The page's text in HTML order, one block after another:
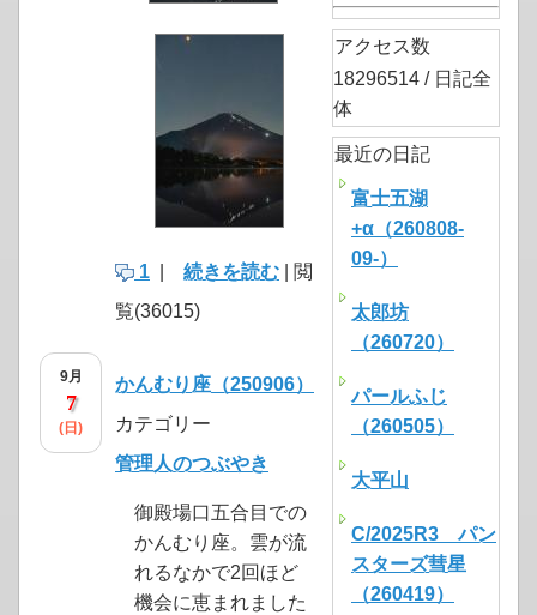
1 続きを読む | 閲
覧(36015)
9月
7
(日)
かんむり座（250906）
カテゴリー
管理人のつぶやき
御殿場口五合目での
かんむり座。雲が流
れるなかで2回ほど
機会に恵まれました
アクセス数
18296514 / 日記全
体
最近の日記
富士五湖
+α（260808-
09-）
太郎坊
（260720）
パールふじ
（260505）
大平山
C/2025R3 パン
スターズ彗星
（260419）